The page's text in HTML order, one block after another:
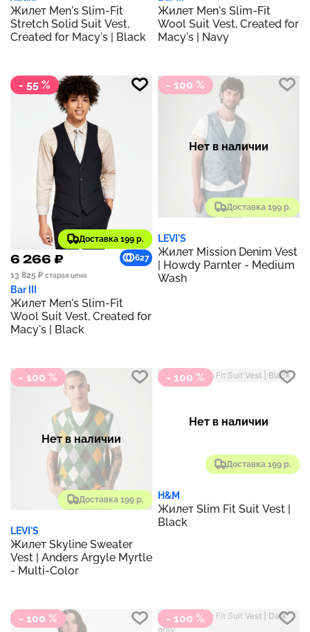
Жилет Men's Slim-Fit
Stretch Solid Suit Vest,
Created for Macy's | Black
Жилет Men's Slim-Fit
Wool Suit Vest, Created for
Macy's | Navy
- 55 %
Доставка 199 р.
6 266 ₽
627
13 825 ₽ старая цена
Bar III
Жилет Men's Slim-Fit
Wool Suit Vest, Created for
Macy's | Black
- 100 %
Доставка 199 р.
Нет в наличии
LEVI'S
Жилет Mission Denim Vest
| Howdy Parnter - Medium
Wash
- 100 %
Доставка 199 р.
Нет в наличии
LEVI'S
Жилет Skyline Sweater
Vest | Anders Argyle Myrtle
- Multi-Color
- 100 %
Доставка 199 р.
Нет в наличии
H&M
Жилет Slim Fit Suit Vest |
Black
- 100 % - 100 %